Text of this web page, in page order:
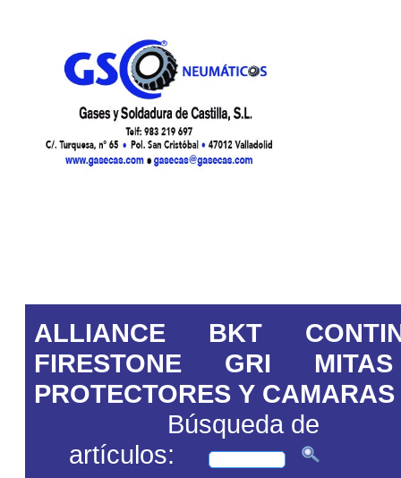
ALLIANCE BKT
FIRESTONE
GRI
MITAS
PROTECTORES Y CAMARAS
Búsqueda de
artículos: